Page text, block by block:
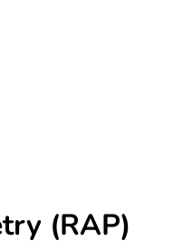
(RAP)